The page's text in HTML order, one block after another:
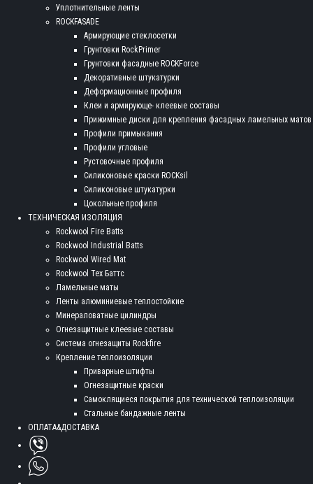
Уплотнительные ленты
ROCKFASADE
Армирующие стеклосетки
Грунтовки RockPrimer
Грунтовки фасадные ROCKForce
Декоративные штукатурки
Деформационные профиля
Клеи и армирующе- клеевые составы
Прижимные диски для крепления фасадных ламельных матов
Профили примыкания
Профили угловые
Рустовочные профиля
Силиконовые краски ROCKsil
Силиконовые штукатурки
Цокольные профиля
ТЕХНИЧЕСКАЯ ИЗОЛЯЦИЯ
Rockwool Fire Batts
Rockwool Industrial Batts
Rockwool Wired Mat
Rockwool Тех Баттс
Ламельные маты
Ленты алюминиевые теплостойкие
Минераловатные цилиндры
Огнезащитные клеевые составы
Система огнезащиты Rockfire
Крепление теплоизоляции
Приварные штифты
Огнезащитные краски
Самоклящиеся покрытия для технической теплоизоляции
Стальные бандажные ленты
ОПЛАТА&ДОСТАВКА